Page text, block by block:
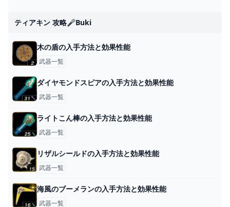
ティアキン 攻略🎤buki
木の盾の入手方法と効果性能
武器一覧
ダイヤモンドスピアの入手方法と効果性能
武器一覧
ライトこん棒の入手方法と効果性能
武器一覧
リザルシールドの入手方法と効果性能
武器一覧
海風のブーメランの入手方法と効果性能
武器一覧